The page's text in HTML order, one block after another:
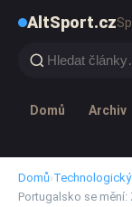
AltSport.cz
Domů Archiv
Domů›
Portugalsko se